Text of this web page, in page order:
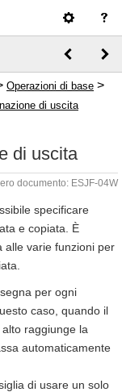
Operazioni di base >
di uscita
di uscita
documento: ESJF-04W
specificare
e copiata. È
alle varie funzioni per
per ogni
caso, quando il
raggiunge la
automaticamente
di usare un solo